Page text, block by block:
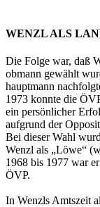
WENZL ALS
Die Folge war, daß
ob­mann ge­wählt
haupt­mann
1973 konn­te die
ein per­sön­li­cher
auf­grund der
Bei die­ser Wahl
Wenzl als „Löwe“
1968 bis 1977 war
ÖVP.
In Wenzls Amts­zeit